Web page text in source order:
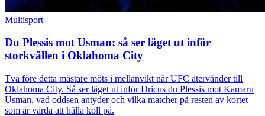
Multisport
Du Plessis mot Usman: så ser läget ut inför
storkvällen i Oklahoma City
Två före detta mästare möts i mellanvikt när UFC återvänder till
Oklahoma City. Så ser läget ut inför Dricus du Plessis mot Kamaru
Usman, vad oddsen antyder och vilka matcher på resten av kortet
som är värda att hålla koll på.